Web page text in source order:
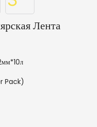
Лента
Pack)